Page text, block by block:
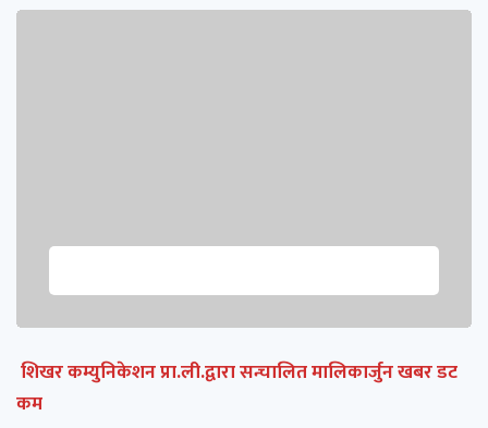
शिखर कम्युनिकेशन प्रा.ली.द्वारा सन्चालित मालिकार्जुन खबर डट
कम